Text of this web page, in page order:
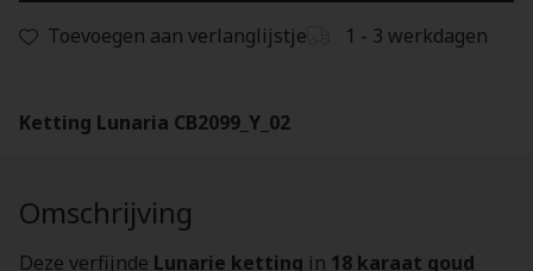
Toevoegen aan verlanglijstje 1 - 3 werkdagen
Ketting Lunaria CB2099_Y_02
Omschrijving
Deze verfijnde Lunarie ketting in 18 karaat goud